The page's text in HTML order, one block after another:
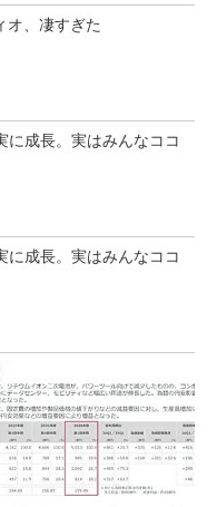
オ、凄すぎた
に成長。実はみんなココ
に成長。実はみんなココ